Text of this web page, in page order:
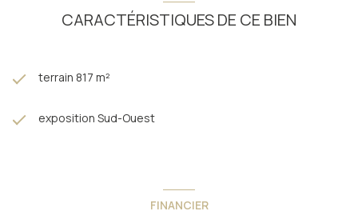
CARACTÉRISTIQUES DE CE BIEN
terrain 817 m²
exposition Sud-Ouest
FINANCIER